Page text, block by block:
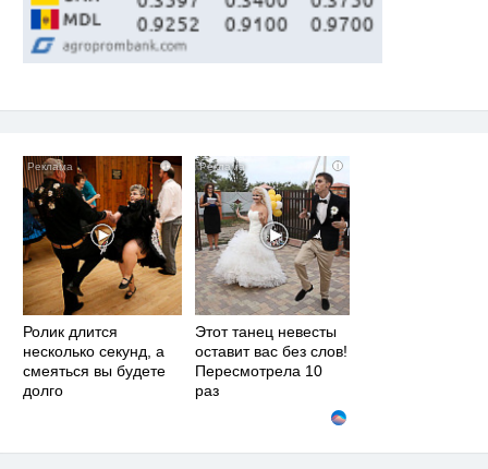
i
Ролик длится
несколько секунд, а
смеяться вы будете
долго
i
Этот танец невесты
оставит вас без слов!
Пересмотрела 10
раз